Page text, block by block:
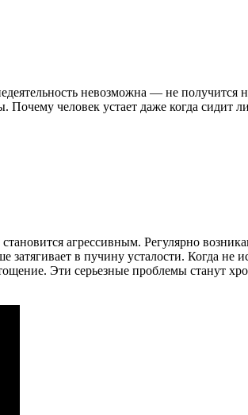
невозможна — не получится
Почему человек устает даже когда сидит
агрессивным. Регулярно
затягивает в пучину усталости. Когда
Эти серьезные проблемы станут